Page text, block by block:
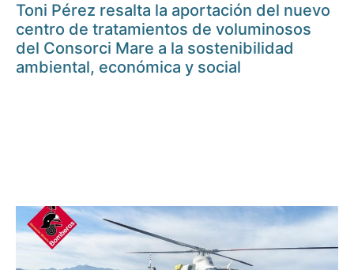
Toni Pérez resalta la aportación del nuevo
centro de tratamientos de voluminosos
del Consorci Mare a la sostenibilidad
ambiental, económica y social